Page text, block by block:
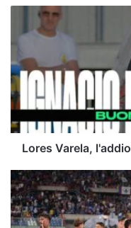
Varela,
ufficiale:
la
nota
Lores Varela,
Serie
C,
Catania
all'attacco: